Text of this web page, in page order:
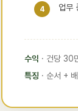
4 업무
수익 · 건당 30
특징 · 순서 +